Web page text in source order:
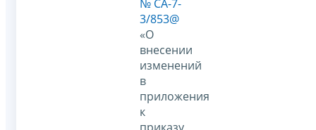
№ СА-7-
3/853@
«О
внесении
изменений
в
приложения
к
приказу